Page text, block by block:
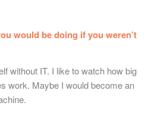
would be doing if you weren’t
without IT. I like to watch how big
work. Maybe I would become an